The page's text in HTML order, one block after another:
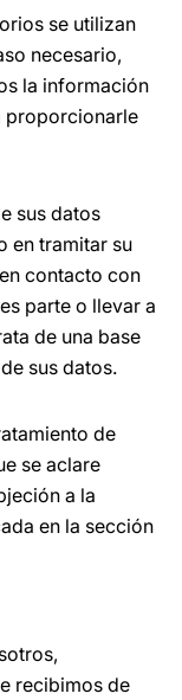
se utilizan
necesario,
la información
proporcionarle
sus datos
en tramitar su
contacto con
parte o llevar a
de una base
sus datos.
de
se aclare
a la
en la sección
recibimos de